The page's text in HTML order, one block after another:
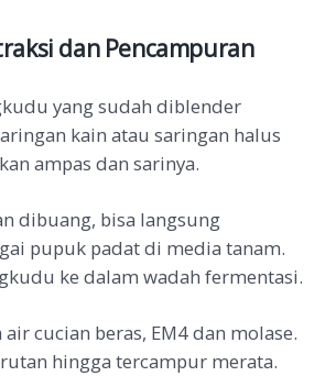
dan Pencampuran
yang sudah diblender
kain atau saringan halus
ampas dan sarinya.
dibuang, bisa langsung
pupuk padat di media tanam.
ke dalam wadah fermentasi.
cucian beras, EM4 dan molase.
hingga tercampur merata.